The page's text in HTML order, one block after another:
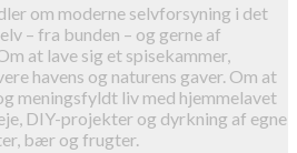
om moderne selvforsyning i det
– fra bunden – og gerne af
at lave sig et spisekammer,
havens og naturens gaver. Om at
meningsfyldt liv med hjemmelavet
DIY-projekter og dyrkning af egne
bær og frugter.